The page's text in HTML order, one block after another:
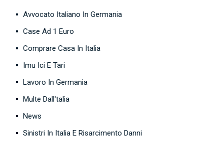
Avvocato Italiano In Germania
Case Ad 1 Euro
Comprare Casa In Italia
Imu Ici E Tari
Lavoro In Germania
Multe Dall'talia
News
Sinistri In Italia E Risarcimento Danni